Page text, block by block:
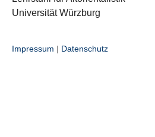
Universität Würzburg
Impressum | Datenschutz